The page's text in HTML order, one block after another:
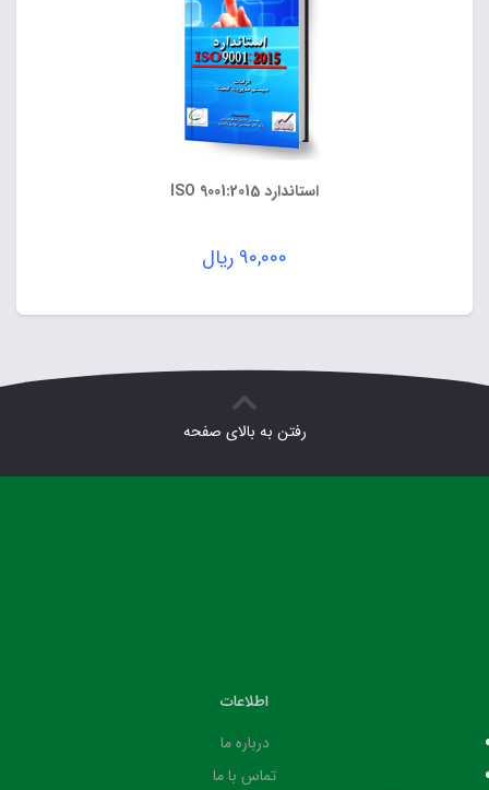
استاندارد ISO 9001:2015
۹۰,۰۰۰ ریال
رفتن به بالای صفحه
اطلاعات
درباره ما
تماس با ما